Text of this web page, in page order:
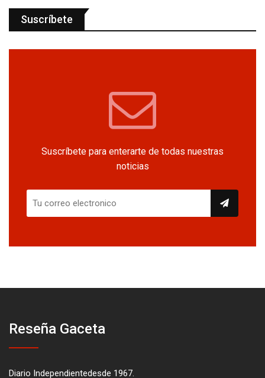
Suscríbete
Suscríbete para enterarte de todas nuestras
noticias
Reseña Gaceta
Diario Independientedesde 1967.